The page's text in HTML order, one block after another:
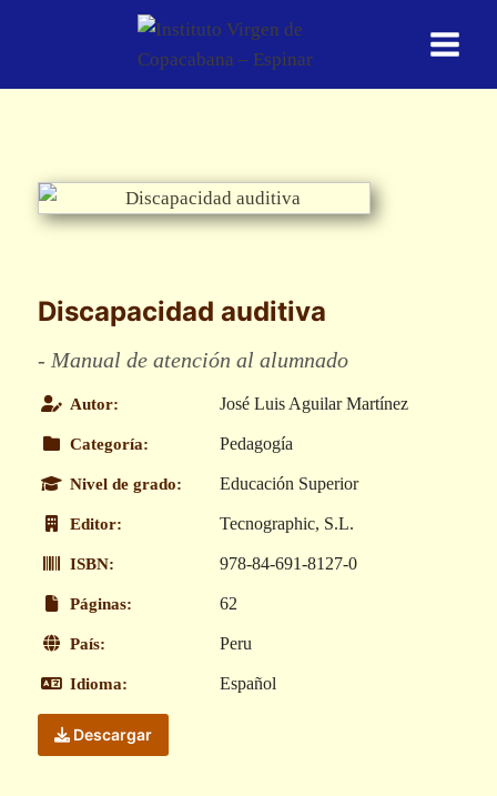
Discapacidad auditiva
- Manual de atención al alumnado
Autor: José Luis Aguilar Martínez
Categoría: Pedagogía
Nivel de grado: Educación Superior
Editor: Tecnographic, S.L.
ISBN: 978-84-691-8127-0
Páginas: 62
País: Peru
Idioma: Español
Descargar